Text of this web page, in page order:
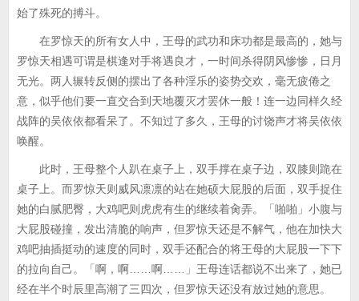
始了殊死的搏斗。
在罗惊天的所有女人中，王母的武功和床功都是最高的，她与
罗惊天相遇可谓是棋逢对手将遇良才，一时间杀得阴风惨惨，日月
无光。两人辗转反侧的摆出了各种淫乐的姿势交欢，毫无疲倦之
意，似乎他们要一直交合到天地覆灭才罢休一般！连一边同样久经
战阵的吴依依都看呆了。不知过了多久，王母的讨饶声才将吴依依
唤醒。
此时，王母整个人趴在桌子上，双手撑在桌子边，双膝则跪在
桌子上。而罗惊天则威风凛凛的站在她硕大屁股的后面，双手捉住
她的白腻肥臀，大鸡吧则虎虎有生的继续着肏弄。「啪啪」小腹与
大屁股碰撞，发出清脆的响声，但罗惊天还是不解气，他在加快大
鸡吧抽插挺动的速度的同时，双手还配合的将王母的大屁股一下下
的拉向自己。「啊，啊……啊……」王母连话都说不出来了，她已
经在半个时辰里高潮了三四次，但罗惊天还没有放过她的意思。